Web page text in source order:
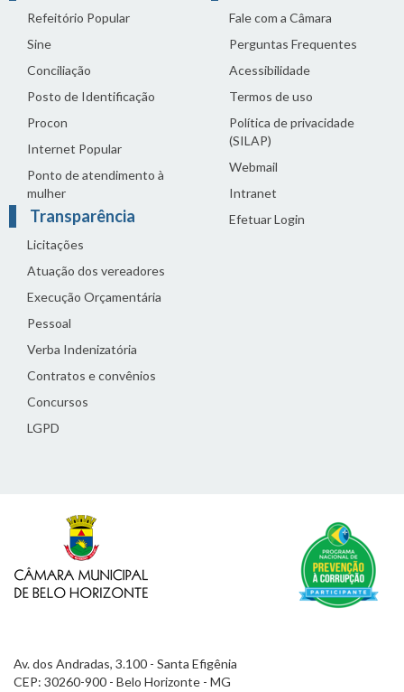
Refeitório Popular
Sine
Conciliação
Posto de Identificação
Procon
Internet Popular
Ponto de atendimento à
mulher
Transparência
Licitações
Atuação dos vereadores
Execução Orçamentária
Pessoal
Verba Indenizatória
Contratos e convênios
Concursos
LGPD
Fale com a Câmara
Perguntas Frequentes
Acessibilidade
Termos de uso
Política de privacidade
(SILAP)
Webmail
Intranet
Efetuar Login
Av. dos Andradas, 3.100 - Santa Efigênia
CEP: 30260-900 - Belo Horizonte - MG